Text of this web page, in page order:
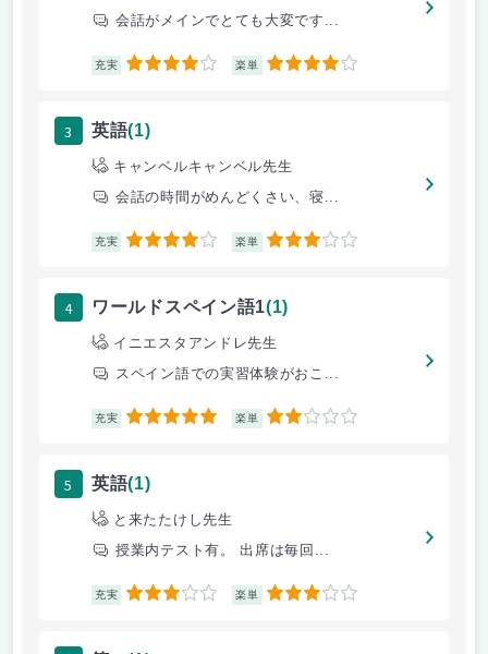
会話がメインでとても大変です...
充実 4 楽単 4
3 英語(1)
キャンベルキャンベル先生
会話の時間がめんどくさい、寝...
充実 4 楽単 3
4 ワールドスペイン語1(1)
イニエスタアンドレ先生
スペイン語での実習体験がおこ...
充実 5 楽単 2
5 英語(1)
と来たたけし先生
授業内テスト有。 出席は毎回...
充実 3 楽単 3